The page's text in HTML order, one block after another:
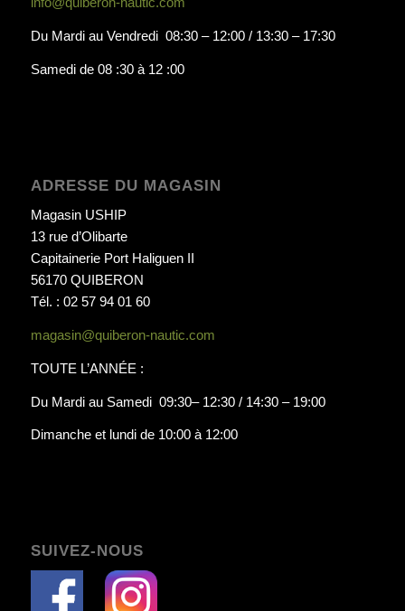
Du Mardi au Vendredi 08:30 – 12:00 / 13:30 – 17:30
Samedi de 08 :30 à 12 :00
ADRESSE DU MAGASIN
Magasin USHIP
13 rue d’Olibarte
Capitainerie Port Haliguen II
56170 QUIBERON
Tél. : 02 57 94 01 60
magasin@quiberon-nautic.com
TOUTE L’ANNÉE :
Du Mardi au Samedi 09:30– 12:30 / 14:30 – 19:00
Dimanche et lundi de 10:00 à 12:00
SUIVEZ-NOUS